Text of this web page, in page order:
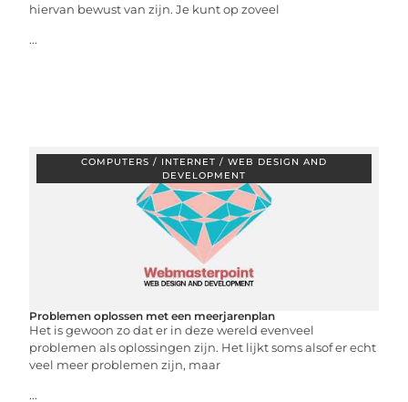
hiervan bewust van zijn. Je kunt op zoveel
...
COMPUTERS / INTERNET / WEB DESIGN AND
DEVELOPMENT
Problemen oplossen met een meerjarenplan
Het is gewoon zo dat er in deze wereld evenveel
problemen als oplossingen zijn. Het lijkt soms alsof er echt
veel meer problemen zijn, maar
...